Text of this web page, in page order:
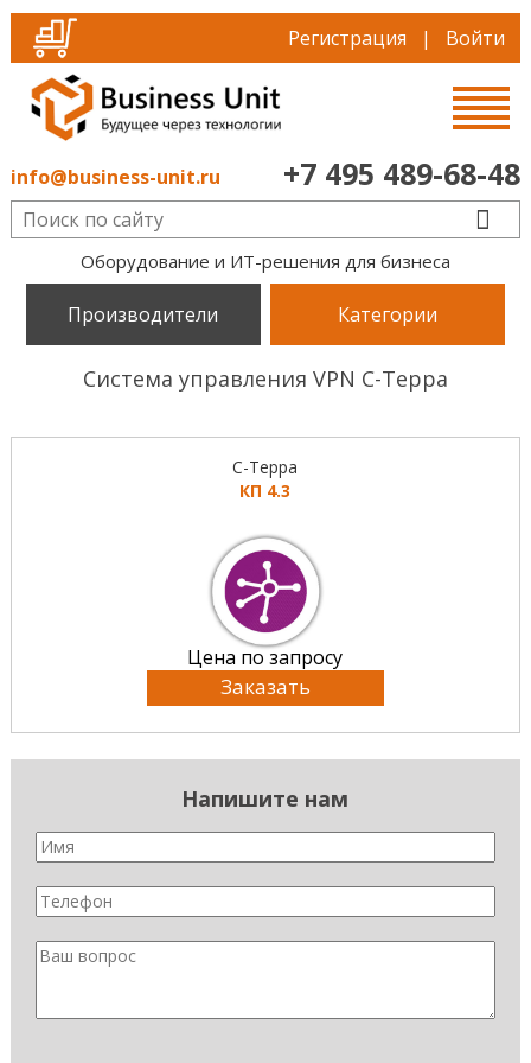
Регистрация | Войти
info@business-unit.ru +7 495 489-68-48
Оборудование и ИТ-решения для бизнеса
Производители Категории
Система управления VPN С-Терра
С-Терра
КП 4.3
Цена по запросу
Заказать
Напишите нам